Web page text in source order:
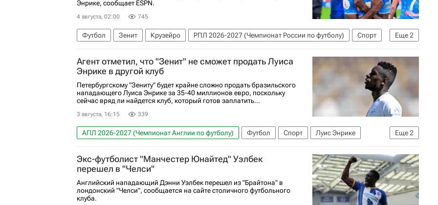
Энрике, сообщает ESPN.
4 августа, 02:00 745
Еще2
Футбол Зенит Крузейро РПЛ 2026-2027 (Чемпионат России по футболу)
Спорт
Трансферы в РПЛ
Луис Энрике (2001)
Агент отметил, что "Зенит" не сможет продать Луиса
Энрике в другой клуб
Петербургскому "Зениту" будет крайне сложно продать бразильского
нападающего Луиса Энрике за 35-40 миллионов евро, поскольку
сейчас вряд ли найдется клуб, который готов заплатить...
3 августа, 16:15 339
Еще2
АПЛ 2026-2027 (Чемпионат Англии по футболу) Футбол Спорт
Луис Энрике
Зенит
Фламенго
Экс-футболист "Манчестер Юнайтед" Уэлбек
перешел в "Челси"
Английский нападающий Дэнни Уэлбек перешел из "Брайтона" в
лондонский "Челси", сообщается на сайте столичного футбольного
клуба.